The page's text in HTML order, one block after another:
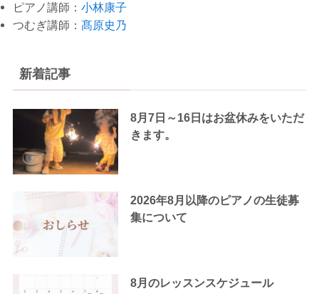
ピアノ講師： 小林康子
つむぎ講師： 髙原史乃
新着記事
8月7日～16日はお盆休みをいただ
きます。
2026年8月以降のピアノの生徒募
集について
8月のレッスンスケジュール